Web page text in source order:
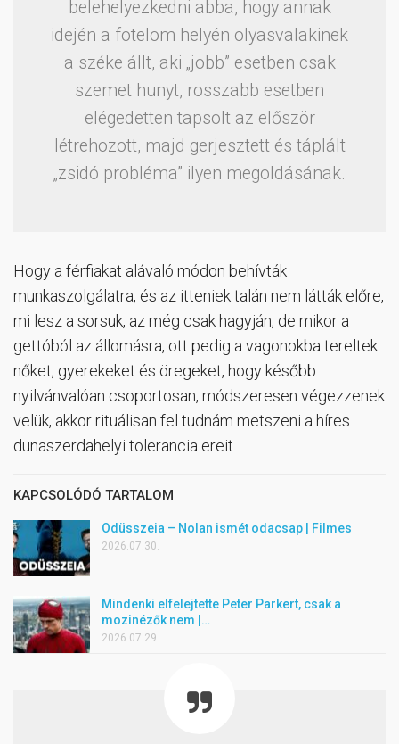
belehelyezkedni abba, hogy annak
idején a fotelom helyén olyasvalakinek
a széke állt, aki „jobb” esetben csak
szemet hunyt, rosszabb esetben
elégedetten tapsolt az először
létrehozott, majd gerjesztett és táplált
„zsidó probléma” ilyen megoldásának.
Hogy a férfiakat alávaló módon behívták
munkaszolgálatra, és az itteniek talán nem látták előre,
mi lesz a sorsuk, az még csak hagyján, de mikor a
gettóból az állomásra, ott pedig a vagonokba tereltek
nőket, gyerekeket és öregeket, hogy később
nyilvánvalóan csoportosan, módszeresen végezzenek
velük, akkor rituálisan fel tudnám metszeni a híres
dunaszerdahelyi tolerancia ereit.
KAPCSOLÓDÓ TARTALOM
Odüsszeia – Nolan ismét odacsap | Filmes
2026.07.30.
Mindenki elfelejtette Peter Parkert, csak a
mozinézők nem |…
2026.07.29.